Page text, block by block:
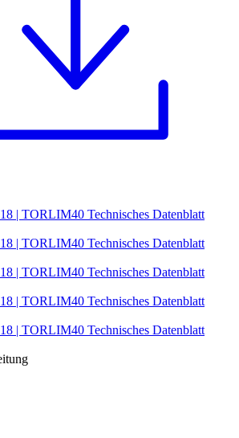
| TORLIM40 Technisches Datenblatt
| TORLIM40 Technisches Datenblatt
| TORLIM40 Technisches Datenblatt
| TORLIM40 Technisches Datenblatt
| TORLIM40 Technisches Datenblatt